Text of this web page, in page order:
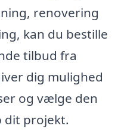
renovering
kan du bestille
tilbud fra
dig mulighed
og vælge den
dit projekt.